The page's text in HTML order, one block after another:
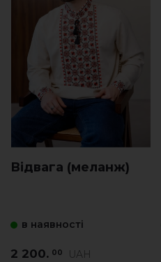
Відвага (меланж)
в наявності
2 200. 00 UAH